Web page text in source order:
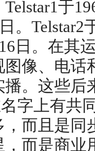
于
。Telstar2
日。在其
图像、电话
。这些后
字上有共
而且是同
而是商业